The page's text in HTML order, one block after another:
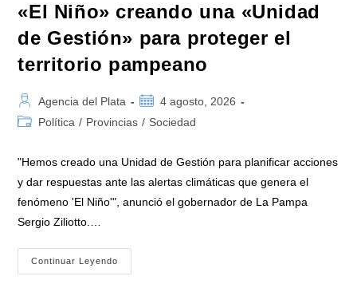
«El Niño» creando una «Unidad
de Gestión» para proteger el
territorio pampeano
Autor
de
Agencia del Plata
Publicación
de
4 agosto, 2026
Categoría
la
Política / Provincias / Sociedad
"Hemos creado una Unidad de Gestión para planificar acciones
y dar respuestas ante las alertas climáticas que genera el
fenómeno 'El Niño'", anunció el gobernador de La Pampa
Sergio Ziliotto.…
Continuar Leyendo
Anticipa